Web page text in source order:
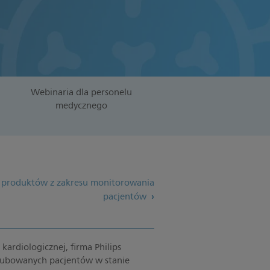
Webinaria dla personelu
medycznego
z zakresu monitorowania
pacjentów
firma Philips
pacjentów w stanie